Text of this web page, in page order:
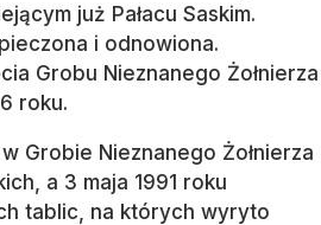
już Pałacu Saskim.
i odnowiona.
Grobu Nieznanego Żołnierza
roku.
Grobie Nieznanego Żołnierza
a 3 maja 1991 roku
tablic, na których wyryto